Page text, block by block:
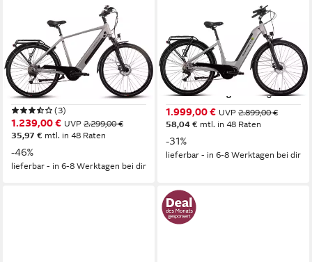
SAXONETTE
E-Bike Trekkingrad Saxonette
Deluxe Sport (Diamant)
Mittelmotor Motor
418 Wh Akkuleistung
Kettenschaltung
Schaltung
(3)
1.239,00 € UVP 2.299,00 €
35,97 € mtl. in 48 Raten
-46%
lieferbar - in 6-8 Werktagen bei dir
SAXONETTE
E-Bike Trekkingrad Quantum
Sport Wave
Mittelmotor Motor
540 Wh Akkuleistung
Kettenschaltung
Schaltung
1.999,00 € UVP 2.899,00 €
58,04 € mtl. in 48 Raten
-31%
lieferbar - in 6-8 Werktagen bei dir